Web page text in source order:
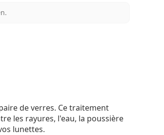
de verres. Ce traitement
les rayures, l'eau, la poussière
lunettes.